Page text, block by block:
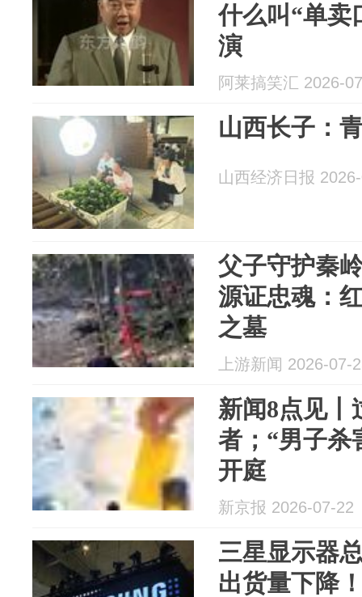
什么叫“单卖
演
阿莱搞笑汇 2026-
山西长子：
山西经济日报
父子守护秦
源证忠魂：
之墓
上游新闻 2026-07-
新闻8点见丨
者；“男子杀
开庭
新京报 2026-07-22
三星显示器
出货量下降